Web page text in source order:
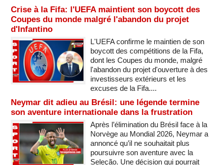
Crise à la Fifa: l'UEFA maintient son boycott des
Coupes du monde malgré l'abandon du projet
d'Infantino
L'UEFA confirme le maintien de son
boycott des compétitions de la Fifa,
dont les Coupes du monde, malgré
l'abandon du projet d'ouverture à des
investisseurs extérieurs et les
excuses de la Fifa....
Neymar dit adieu au Brésil: une légende termine
son aventure internationale dans la frustration
Après l’élimination du Brésil face à la
Norvège au Mondial 2026, Neymar a
annoncé qu’il ne souhaitait plus
poursuivre son aventure avec la
Seleção. Une décision qui pourrait